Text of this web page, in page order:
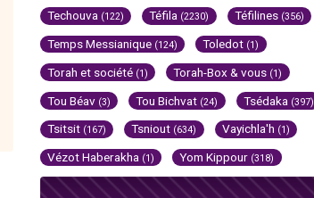
Techouva (122) Téfila (2230) Téfilines (356)
Temps Messianique (124) Toledot (1)
Torah et société (1) Torah-Box & vous (1)
Tou Béav (3) Tou Bichvat (24) Tsédaka (397)
Tsitsit (167) Tsniout (634) Vayichla'h (1)
Vézot Haberakha (1) Yom Kippour (318)